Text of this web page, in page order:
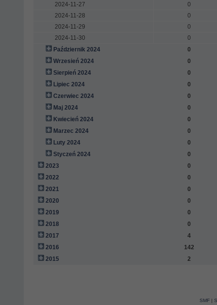
2024-11-27
0
2024-11-28
0
2024-11-29
0
2024-11-30
0
Październik 2024
0
Wrzesień 2024
0
Sierpień 2024
0
Lipiec 2024
0
Czerwiec 2024
0
Maj 2024
0
Kwiecień 2024
0
Marzec 2024
0
Luty 2024
0
Styczeń 2024
0
2023
0
2022
0
2021
0
2020
0
2019
0
2018
0
2017
4
2016
142
2015
2
SMF|